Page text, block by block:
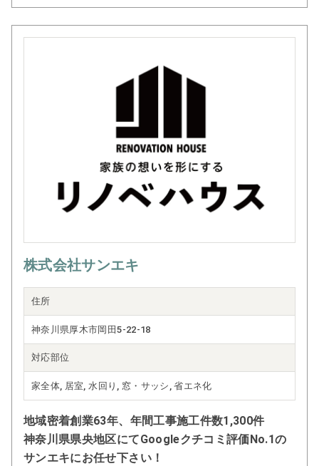
株式会社サンエキ
住所
神奈川県厚木市岡田5-22-18
対応部位
家全体, 居室, 水回り, 窓・サッシ, 省エネ化
地域密着創業63年、年間工事施工件数1,300件
神奈川県県央地区にてGoogleクチコミ評価No.1の
サンエキにお任せ下さい！